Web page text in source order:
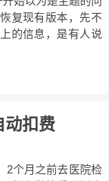
复现有版本，先不
的信息，是有人说
动扣费
2个月之前去医院检